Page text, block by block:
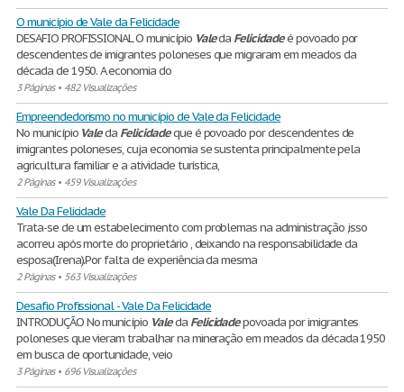
O município de Vale da Felicidade
DESAFIO PROFISSIONAL O município Valeda Felicidadeé povoado por
descendentes de imigrantes poloneses que migraram em meados da
década de 1950. A economia do
3 Páginas• 482 Visualizações
Empreendedorismo no município de Vale da Felicidade
No município Valeda Felicidadeque é povoado por descendentes de
imigrantes poloneses, cuja economia se sustenta principalmente pela
agricultura familiar e a atividade turística,
2 Páginas• 459 Visualizações
Vale Da Felicidade
Trata-se de um estabelecimento com problemas na administração ,isso
acorreu após morte do proprietário , deixando na responsabilidade da
esposa(Irena).Por falta de experiência da mesma
2 Páginas• 563 Visualizações
Desafio Profissional - Vale Da Felicidade
INTRODUÇÃO No município Valeda Felicidadepovoada por imigrantes
poloneses que vieram trabalhar na mineração em meados da década 1950
em busca de oportunidade, veio
3 Páginas• 696 Visualizações